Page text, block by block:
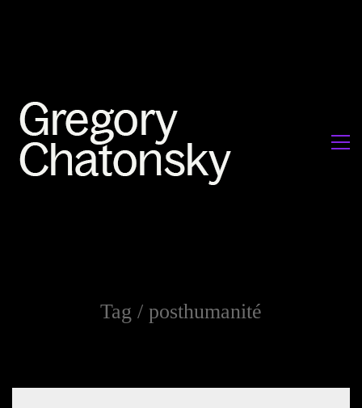
Tag / posthumanité